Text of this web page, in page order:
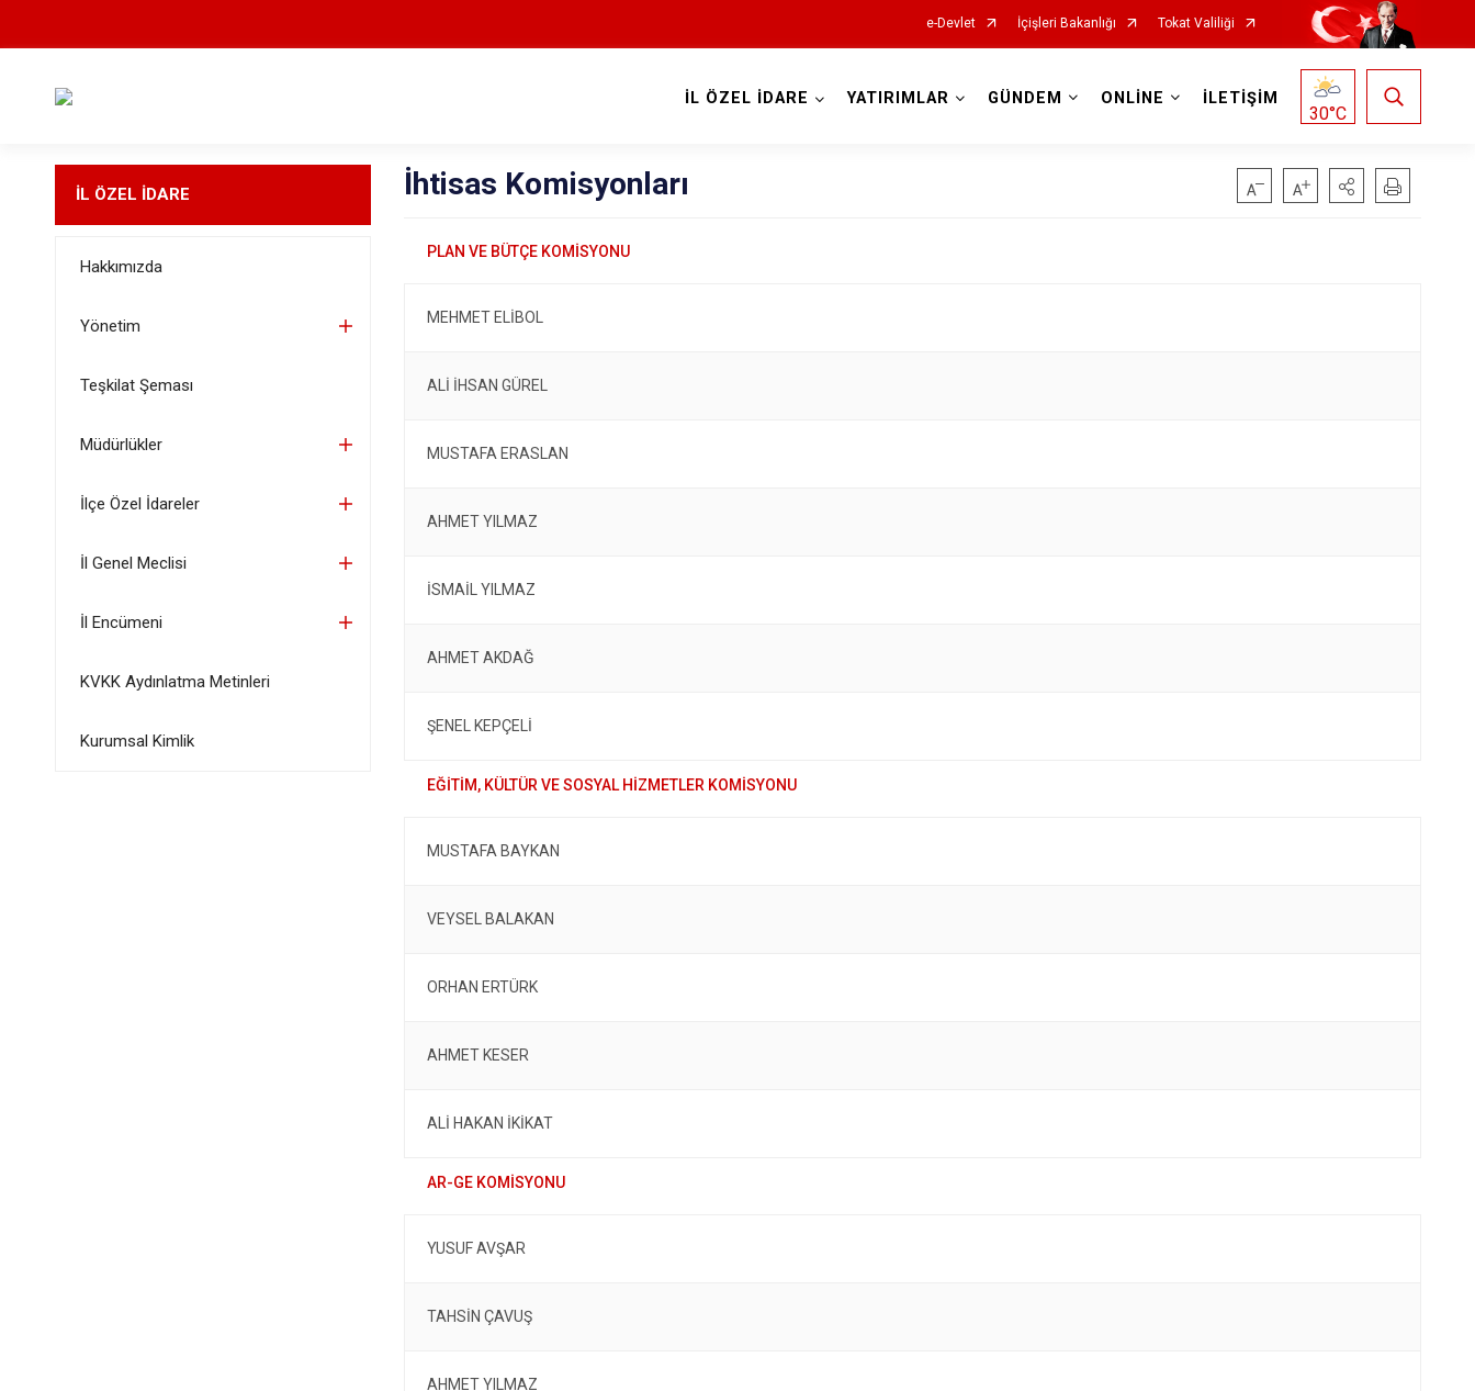
e-Devlet İçişleri Bakanlığı Tokat Valiliği
İL ÖZEL İDARE YATIRIMLAR GÜNDEM ONLİNE İLETİŞİM
30°C
İL ÖZEL İDARE
Hakkımızda
Yönetim
Teşkilat Şeması
Müdürlükler
İlçe Özel İdareler
İl Genel Meclisi
İl Encümeni
KVKK Aydınlatma Metinleri
Kurumsal Kimlik
İhtisas Komisyonları
MEHMET ELİBOL
ALİ İHSAN GÜREL
MUSTAFA ERASLAN
AHMET YILMAZ
İSMAİL YILMAZ
AHMET AKDAĞ
ŞENEL KEPÇELİ
MUSTAFA BAYKAN
VEYSEL BALAKAN
ORHAN ERTÜRK
AHMET KESER
ALİ HAKAN İKİKAT
YUSUF AVŞAR
TAHSİN ÇAVUŞ
AHMET YILMAZ